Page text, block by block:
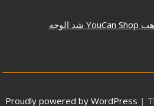
YouCan Shop شد الوجه
Proudly powered by WordPress |